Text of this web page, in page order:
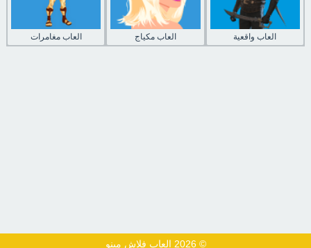
العاب مغامرات العاب مكياج العاب واقعية
© 2026 العاب فلاش مينو